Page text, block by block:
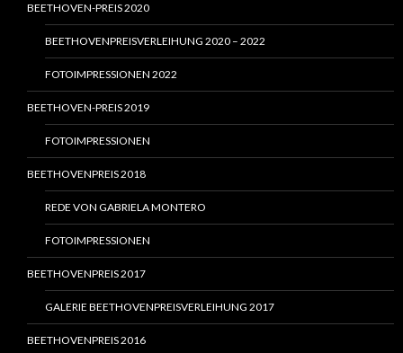
BEETHOVEN-PREIS 2020
BEETHOVENPREISVERLEIHUNG 2020 – 2022
FOTOIMPRESSIONEN 2022
BEETHOVEN-PREIS 2019
FOTOIMPRESSIONEN
BEETHOVENPREIS 2018
REDE VON GABRIELA MONTERO
FOTOIMPRESSIONEN
BEETHOVENPREIS 2017
GALERIE BEETHOVENPREISVERLEIHUNG 2017
BEETHOVENPREIS 2016